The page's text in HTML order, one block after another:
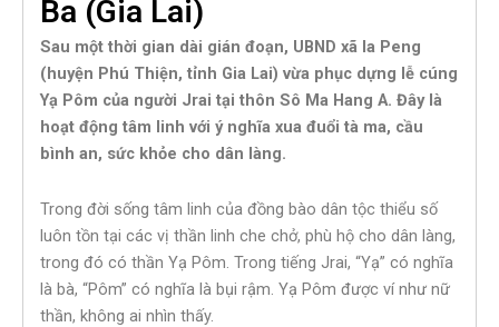
Ba (Gia Lai)
Sau một thời gian dài gián đoạn, UBND xã Ia Peng
(huyện Phú Thiện, tỉnh Gia Lai) vừa phục dựng lễ cúng
Yạ Pôm của người Jrai tại thôn Sô Ma Hang A. Đây là
hoạt động tâm linh với ý nghĩa xua đuổi tà ma, cầu
bình an, sức khỏe cho dân làng.
Trong đời sống tâm linh của đồng bào dân tộc thiểu số
luôn tồn tại các vị thần linh che chở, phù hộ cho dân làng,
trong đó có thần Yạ Pôm. Trong tiếng Jrai, “Yạ” có nghĩa
là bà, “Pôm” có nghĩa là bụi rậm. Yạ Pôm được ví như nữ
thần, không ai nhìn thấy.